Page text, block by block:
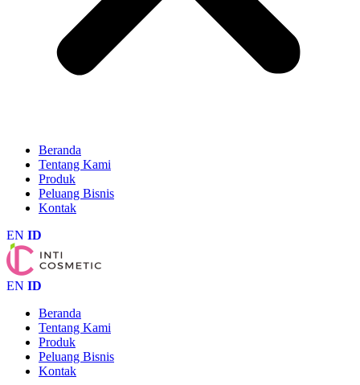
Beranda
Tentang Kami
Produk
Peluang Bisnis
Kontak
EN ID
EN ID
Beranda
Tentang Kami
Produk
Peluang Bisnis
Kontak